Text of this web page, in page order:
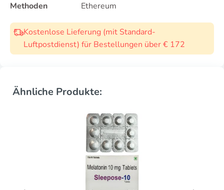
Methoden
Ethereum
Kostenlose Lieferung (mit Standard-
Luftpostdienst) für Bestellungen über € 172
Ähnliche Produkte: